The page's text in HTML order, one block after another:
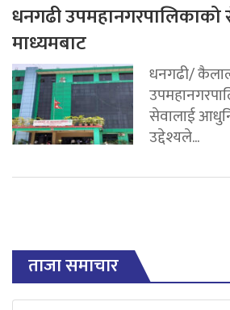
धनगढी
माध्यमबाट
धनगढी/
सेवालाई
उद्देश्यले...
ताजा समाचार